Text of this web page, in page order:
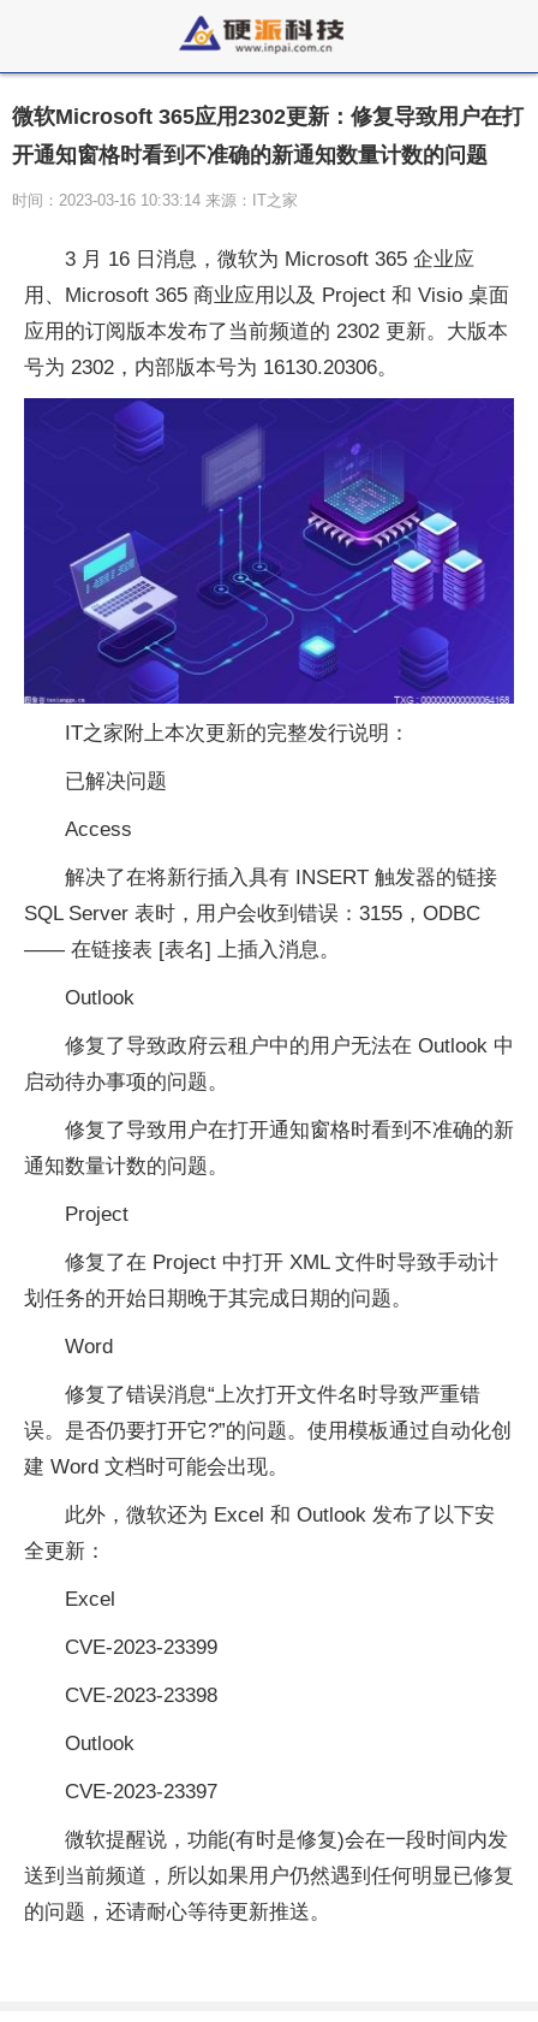
微软Microsoft 365应用2302更新：修复导致用户在打
开通知窗格时看到不准确的新通知数量计数的问题
时间：2023-03-16 10:33:14 来源：IT之家
3 月 16 日消息，微软为 Microsoft 365 企业应
用、Microsoft 365 商业应用以及 Project 和 Visio 桌面
应用的订阅版本发布了当前频道的 2302 更新。大版本
号为 2302，内部版本号为 16130.20306。
IT之家附上本次更新的完整发行说明：
已解决问题
Access
解决了在将新行插入具有 INSERT 触发器的链接
SQL Server 表时，用户会收到错误：3155，ODBC
—— 在链接表 [表名] 上插入消息。
Outlook
修复了导致政府云租户中的用户无法在 Outlook 中
启动待办事项的问题。
修复了导致用户在打开通知窗格时看到不准确的新
通知数量计数的问题。
Project
修复了在 Project 中打开 XML 文件时导致手动计
划任务的开始日期晚于其完成日期的问题。
Word
修复了错误消息“上次打开文件名时导致严重错
误。是否仍要打开它?”的问题。使用模板通过自动化创
建 Word 文档时可能会出现。
此外，微软还为 Excel 和 Outlook 发布了以下安
全更新：
Excel
CVE-2023-23399
CVE-2023-23398
Outlook
CVE-2023-23397
微软提醒说，功能(有时是修复)会在一段时间内发
送到当前频道，所以如果用户仍然遇到任何明显已修复
的问题，还请耐心等待更新推送。